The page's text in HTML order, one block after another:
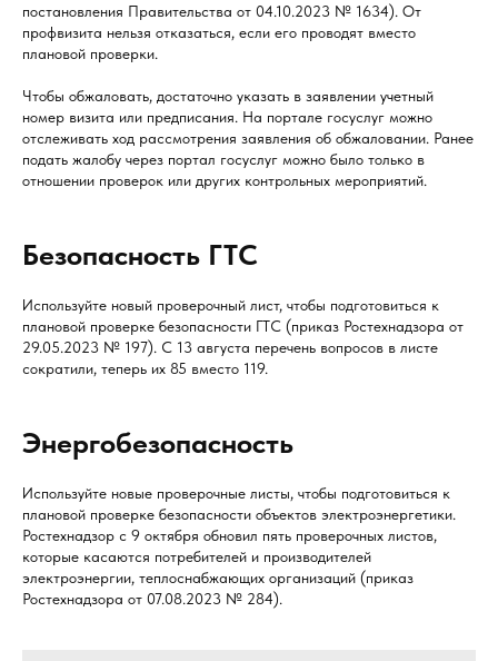
постановления Правительства от 04.10.2023 № 1634). От
профвизита нельзя отказаться, если его проводят вместо
плановой проверки.
Чтобы обжаловать, достаточно указать в заявлении учетный
номер визита или предписания. На портале госуслуг можно
отслеживать ход рассмотрения заявления об обжаловании. Ранее
подать жалобу через портал госуслуг можно было только в
отношении проверок или других контрольных мероприятий.
Безопасность ГТС
Используйте новый проверочный лист, чтобы подготовиться к
плановой проверке безопасности ГТС (приказ Ростехнадзора от
29.05.2023 № 197). С 13 августа перечень вопросов в листе
сократили, теперь их 85 вместо 119.
Энергобезопасность
Используйте новые проверочные листы, чтобы подготовиться к
плановой проверке безопасности объектов электроэнергетики.
Ростехнадзор с 9 октября обновил пять проверочных листов,
которые касаются потребителей и производителей
электроэнергии, теплоснабжающих организаций (приказ
Ростехнадзора от 07.08.2023 № 284).